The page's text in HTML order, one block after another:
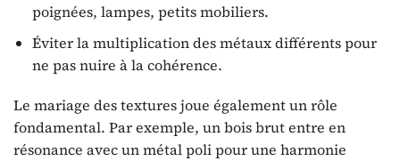
poignées, lampes, petits mobiliers.
Éviter la multiplication des métaux différents pour
ne pas nuire à la cohérence.
Le mariage des textures joue également un rôle
fondamental. Par exemple, un bois brut entre en
résonance avec un métal poli pour une harmonie